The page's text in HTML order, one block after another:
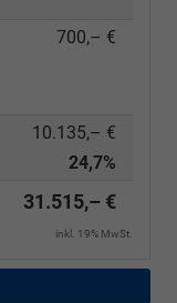
700,– €
10.135,– €
24,7%
31.515,– €
inkl. 19% MwSt.